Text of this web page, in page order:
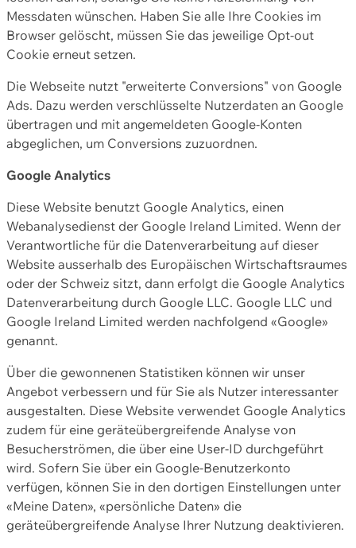
Messdaten wünschen. Haben Sie alle Ihre Cookies im
Browser gelöscht, müssen Sie das jeweilige Opt-out
Cookie erneut setzen.
Die Webseite nutzt "erweiterte Conversions" von Google
Ads. Dazu werden verschlüsselte Nutzerdaten an Google
übertragen und mit angemeldeten Google-Konten
abgeglichen, um Conversions zuzuordnen.
Google Analytics
Diese Website benutzt Google Analytics, einen
Webanalysedienst der Google Ireland Limited. Wenn der
Verantwortliche für die Datenverarbeitung auf dieser
Website ausserhalb des Europäischen Wirtschaftsraumes
oder der Schweiz sitzt, dann erfolgt die Google Analytics
Datenverarbeitung durch Google LLC. Google LLC und
Google Ireland Limited werden nachfolgend «Google»
genannt.
Über die gewonnenen Statistiken können wir unser
Angebot verbessern und für Sie als Nutzer interessanter
ausgestalten. Diese Website verwendet Google Analytics
zudem für eine geräteübergreifende Analyse von
Besucherströmen, die über eine User-ID durchgeführt
wird. Sofern Sie über ein Google-Benutzerkonto
verfügen, können Sie in den dortigen Einstellungen unter
«Meine Daten», «persönliche Daten» die
geräteübergreifende Analyse Ihrer Nutzung deaktivieren.